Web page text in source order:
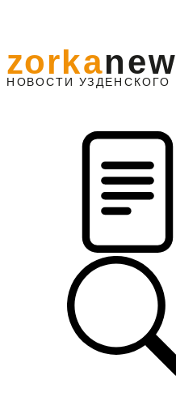
НО ВОСТИ УЗДЕНС КО ГО
zorkanew